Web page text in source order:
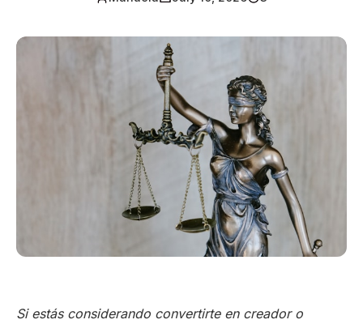
Si estás considerando convertirte en creador o